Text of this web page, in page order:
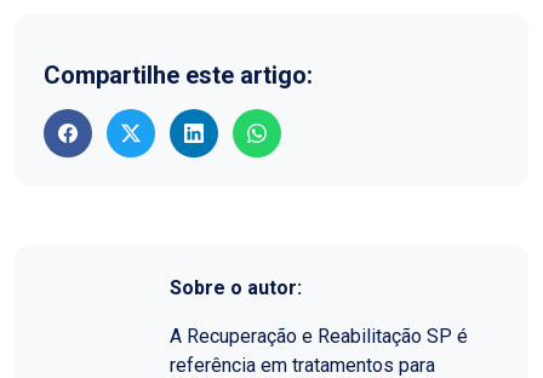
Compartilhe este artigo:
Sobre o autor:
A Recuperação e Reabilitação SP é
referência em tratamentos para